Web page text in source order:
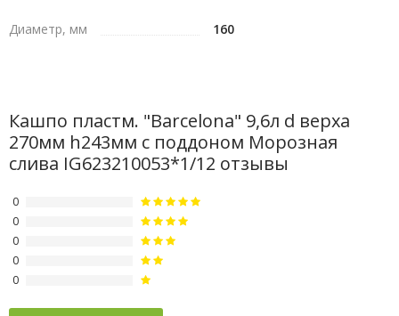
Диаметр, мм 160
Кашпо пластм. "Barcelona" 9,6л d верха
270мм h243мм с поддоном Морозная
слива IG623210053*1/12 отзывы
0
0
0
0
0